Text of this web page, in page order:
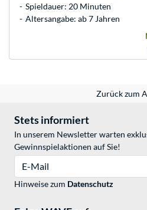
Spieldauer: 20 Minuten
Altersangabe: ab 7 Jahren
Zurück zum
Stets informiert
In unserem Newsletter warten
Gewinnspielaktionen auf Sie!
Hinweise zum Datenschutz